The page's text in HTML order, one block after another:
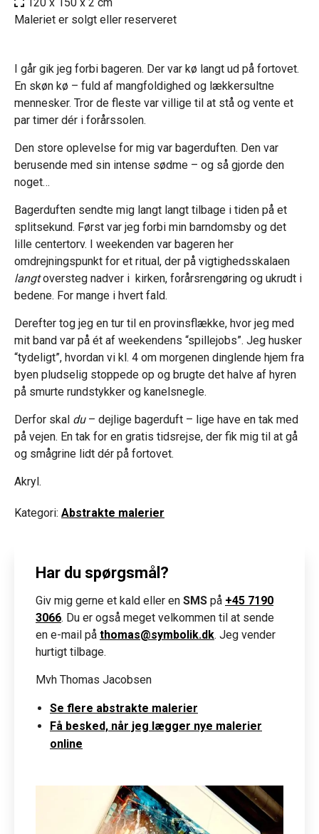
Maleriet er solgt eller reserveret
I går gik jeg forbi bageren. Der var kø langt ud på fortovet.
En skøn kø – fuld af mangfoldighed og lækkersultne
mennesker. Tror de fleste var villige til at stå og vente et
par timer dér i forårssolen.
Den store oplevelse for mig var bagerduften. Den var
berusende med sin intense sødme – og så gjorde den
noget…
Bagerduften sendte mig langt langt tilbage i tiden på et
splitsekund. Først var jeg forbi min barndomsby og det
lille centertorv. I weekenden var bageren her
omdrejningspunkt for et ritual, der på vigtighedsskalaen
langtoversteg nadver i kirken, forårsrengøring og ukrudt i
bedene. For mange i hvert fald.
Derefter tog jeg en tur til en provinsflække, hvor jeg med
mit band var på ét af weekendens “spillejobs”. Jeg husker
“tydeligt”, hvordan vi kl. 4 om morgenen dinglende hjem fra
byen pludselig stoppede op og brugte det halve af hyren
på smurte rundstykker og kanelsnegle.
Derfor skal du– dejlige bagerduft – lige have en tak med
på vejen. En tak for en gratis tidsrejse, der fik mig til at gå
og smågrine lidt dér på fortovet.
Akryl.
Kategori: Abstrakte malerier
Har du spørgsmål?
Giv mig gerne et kald eller en SMS på +45 7190
3066. Du er også meget velkommen til at sende
en e-mail på thomas@symbolik.dk. Jeg vender
hurtigt tilbage.
Mvh Thomas Jacobsen
Se flere abstrakte malerier
Få besked, når jeg lægger nye malerier
online